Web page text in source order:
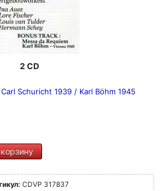
2 CD
Schuricht 1939 / Karl Böhm 1945
CDVP 317837